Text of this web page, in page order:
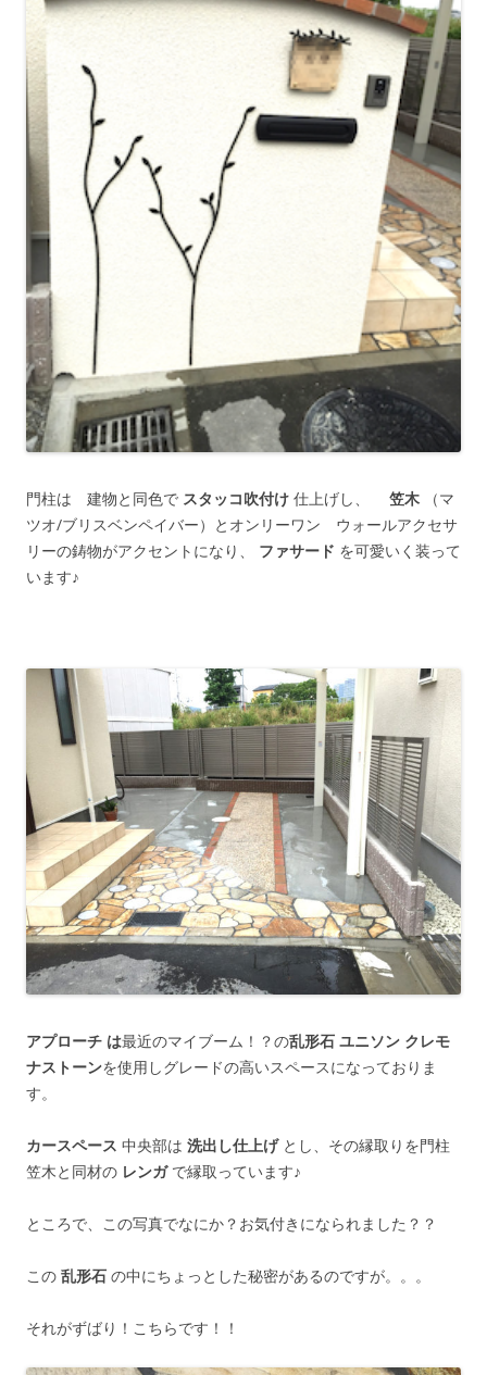
門柱は 建物と同色で スタッコ吹付け 仕上げし、 笠木 （マ
ツオ/ブリスベンペイバー）とオンリーワン ウォールアクセサ
リーの鋳物がアクセントになり、 ファサード を可愛いく装って
います♪
アプローチ は最近のマイブーム！？の乱形石 ユニソン クレモ
ナストーンを使用しグレードの高いスペースになっておりま
す。
カースペース 中央部は 洗出し仕上げとし、その縁取りを門柱
笠木と同材の レンガで縁取っています♪
ところで、この写真でなにか？お気付きになられました？？
この 乱形石 の中にちょっとした秘密があるのですが。。。
それがずばり！こちらです！！